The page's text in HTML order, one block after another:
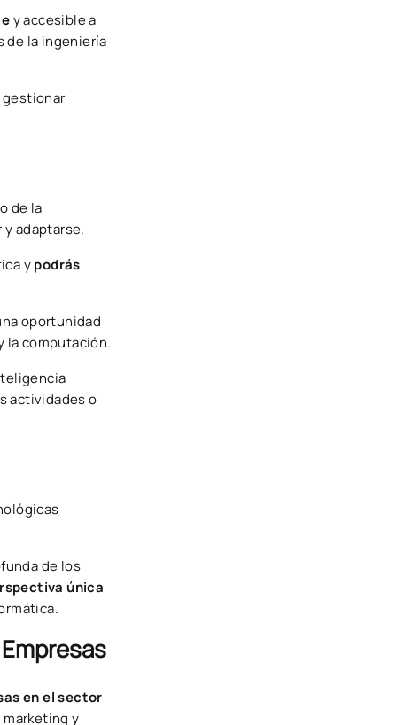
y accesible a
de la ingeniería
de la
adaptarse.
ypodrás
oportunidad
la computación.
actividades o
de los
única
en el sector
y